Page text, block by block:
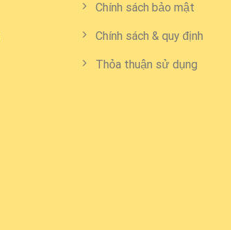
Chính sách bảo mật
Chính sách & quy định
Thỏa thuận sử dụng